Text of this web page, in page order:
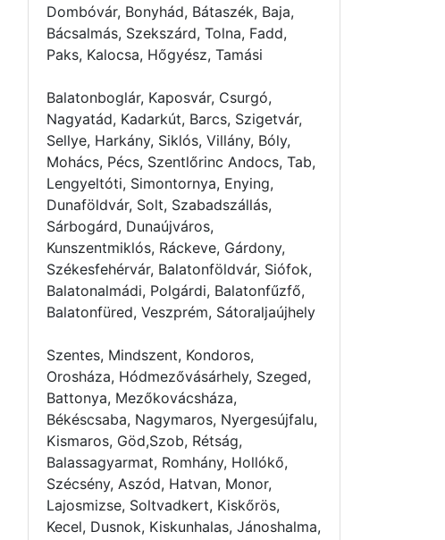
Dombóvár, Bonyhád, Bátaszék, Baja,
Bácsalmás, Szekszárd, Tolna, Fadd,
Paks, Kalocsa, Hőgyész, Tamási
Balatonboglár, Kaposvár, Csurgó,
Nagyatád, Kadarkút, Barcs, Szigetvár,
Sellye, Harkány, Siklós, Villány, Bóly,
Mohács, Pécs, Szentlőrinc Andocs, Tab,
Lengyeltóti, Simontornya, Enying,
Dunaföldvár, Solt, Szabadszállás,
Sárbogárd, Dunaújváros,
Kunszentmiklós, Ráckeve, Gárdony,
Székesfehérvár, Balatonföldvár, Siófok,
Balatonalmádi, Polgárdi, Balatonfűzfő,
Balatonfüred, Veszprém, Sátoraljaújhely
Szentes, Mindszent, Kondoros,
Orosháza, Hódmezővásárhely, Szeged,
Battonya, Mezőkovácsháza,
Békéscsaba, Nagymaros, Nyergesújfalu,
Kismaros, Göd,Szob, Rétság,
Balassagyarmat, Romhány, Hollókő,
Szécsény, Aszód, Hatvan, Monor,
Lajosmizse, Soltvadkert, Kiskőrös,
Kecel, Dusnok, Kiskunhalas, Jánoshalma,